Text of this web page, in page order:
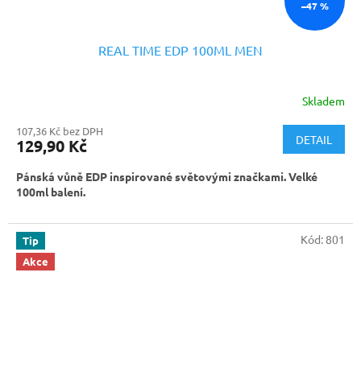
–47 %
REAL TIME EDP 100ML MEN
Skladem
107,36 Kč bez DPH
129,90 Kč DETAIL
Pánská vůně EDP inspirované světovými značkami. Velké
100ml balení.
Tip
Akce
Kód:801